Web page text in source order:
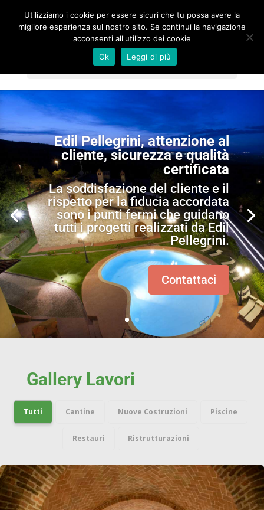
Seleziona una pagina
Edil Pellegrini, attenzione al
cliente, sicurezza e qualità
certificata
La soddisfazione del cliente e il
rispetto per la fiducia accordata
sono i punti fermi che guidano
tutti i progetti realizzati da Edil
Pellegrini.
Contattaci
Gallery Lavori
Tutti Cantine Nuove Costruzioni Piscine
Restauri Ristrutturazioni
Utilizziamo i cookie per essere sicuri che tu possa avere la
migliore esperienza sul nostro sito. Se continui la navigazione
acconsenti all'utilizzo dei cookie
Ok
Leggi di più